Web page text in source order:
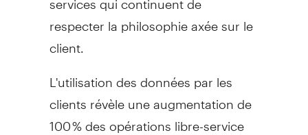
respecter la philosophie axée sur le
client.
L'utilisation des données par les
clients révèle une augmentation de
100 % des opérations libre-service